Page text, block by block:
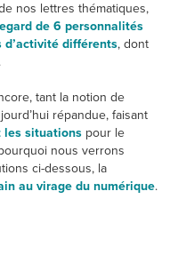
nos lettres thématiques,
de 6 personnalités
d’activité différents, dont
tant la notion de
répandue, faisant
les situations pour le
nous verrons
ci-dessous, la
au virage du numérique.